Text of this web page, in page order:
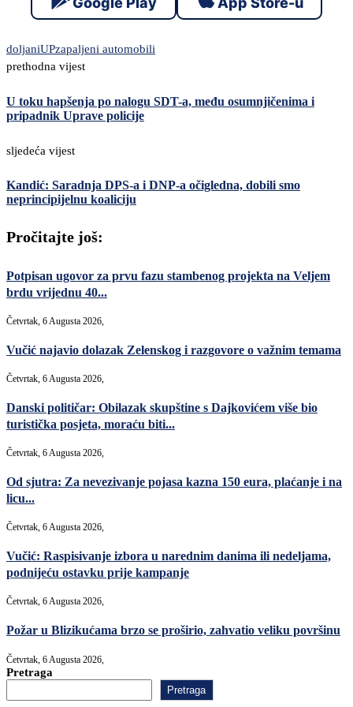
doljaniUPzapaljeni automobili
prethodna vijest
U toku hapšenja po nalogu SDT-a, među osumnjičenima i
pripadnik Uprave policije
sljedeća vijest
Kandić: Saradnja DPS-a i DNP-a očigledna, dobili smo
neprincipijelnu koaliciju
Pročitajte još:
Potpisan ugovor za prvu fazu stambenog projekta na Veljem
brdu vrijednu 40...
Četvrtak, 6 Augusta 2026,
Vučić najavio dolazak Zelenskog i razgovore o važnim temama
Četvrtak, 6 Augusta 2026,
Danski političar: Obilazak skupštine s Dajkovićem više bio
turistička posjeta, moraću biti...
Četvrtak, 6 Augusta 2026,
Od sjutra: Za nevezivanje pojasa kazna 150 eura, plaćanje i na
licu...
Četvrtak, 6 Augusta 2026,
Vučić: Raspisivanje izbora u narednim danima ili nedeljama,
podnijeću ostavku prije kampanje
Četvrtak, 6 Augusta 2026,
Požar u Blizikućama brzo se proširio, zahvatio veliku površinu
Četvrtak, 6 Augusta 2026,
Pretraga
Pretraga